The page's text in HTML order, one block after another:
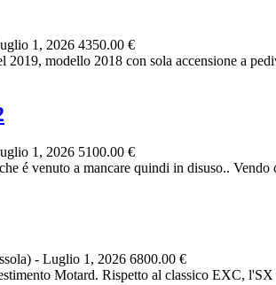
1, 2026 4350.00 €
modello 2018 con sola accensione a
1, 2026 5100.00 €
é venuto a mancare quindi in disuso.. Vendo
- Luglio 1, 2026 6800.00 €
Motard. Rispetto al classico EXC,